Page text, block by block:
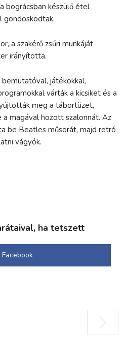
bográcsban készülő étel
a szakérő zsűri munkáját
irányította.
játékokkal,
várták a kicsiket és a
meg a tábortüzet,
magával hozott szalonnát. Az
be Beatles műsorát, majd retró
vágyók.
ha tetszett
Facebook